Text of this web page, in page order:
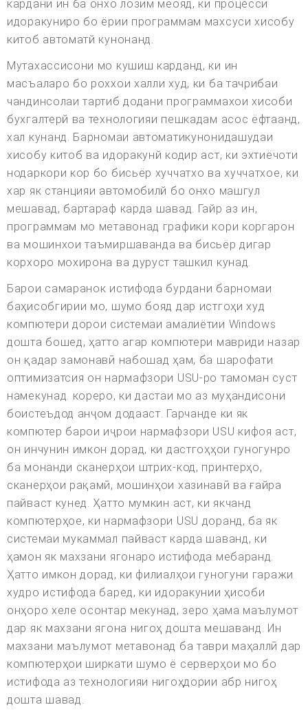
кардани ин ба онхо лозим меояд, ки процесси
идоракуниро бо ёрии программам махсуси хисобу
китоб автоматй кунонанд.
Мутахассисони мо кушиш карданд, ки ин
масъаларо бо роххои халли худ, ки ба тачрибаи
чандинсолаи тартиб додани программахои хисоби
бухгалтерй ва технологияи пешкадам асос ёфтаанд,
хал кунанд. Барномаи автоматикунонидашудаи
хисобу китоб ва идоракунй кодир аст, ки эхтиёчоти
нодаркори кор бо бисьёр хуччатхо ва хуччатхое, ки
хар як станцияи автомобилй бо онхо машгул
мешавад, бартараф карда шавад. Гайр аз ин,
программам мо метавонад графики кори коргарон
ва мошинхои таъмиршаванда ва бисьёр дигар
корхоро мохирона ва дуруст ташкил кунад.
Барои самаранок истифода бурдани барномаи
баҳисобгирии мо, шумо бояд дар истгоҳи худ
компютери дорои системаи амалиётии Windows
дошта бошед, ҳатто агар компютери мавриди назар
он қадар замонавӣ набошад ҳам, ба шарофати
оптимизатсия он нармафзори USU-ро тамоман суст
намекунад. кореро, ки дастаи мо аз муҳандисони
боистеъдод анҷом додааст. Гарчанде ки як
компютер барои иҷрои нармафзори USU кифоя аст,
он инчунин имкон дорад, ки дастгоҳҳои гуногунро
ба монанди сканерҳои штрих-код, принтерҳо,
сканерҳои рақамӣ, мошинҳои хазинавӣ ва ғайра
пайваст кунед. Ҳатто мумкин аст, ки якчанд
компютерҳое, ки нармафзори USU доранд, ба як
системаи мукаммал пайваст карда шаванд, ки
ҳамон як махзани ягонаро истифода мебаранд.
Ҳатто имкон дорад, ки филиалҳои гуногуни гаражи
худро истифода баред, ки идоракунии ҳисоби
онҳоро хеле осонтар мекунад, зеро ҳама маълумот
дар як махзани ягона нигоҳ дошта мешаванд. Ин
махзани маълумот метавонад ба таври маҳаллӣ дар
компютерҳои ширкати шумо ё серверҳои мо бо
истифода аз технологияи нигоҳдории абр нигоҳ
дошта шавад.